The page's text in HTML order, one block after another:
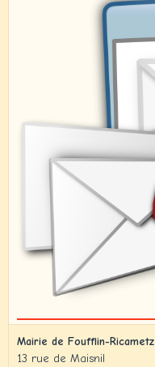
Mairie de Foufflin-Ricametz
13 rue de Maisnil